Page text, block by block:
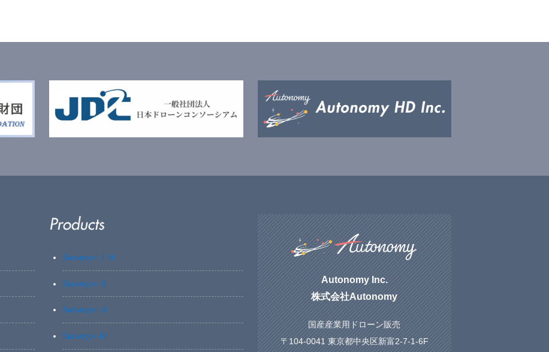
Surveyor-ⅠN
Surveyor-Ⅱ
Surveyor-Ⅲ
Surveyor-Ⅳ
Autonomy Inc.
株式会社Autonomy
国産産業用ドローン販売
〒104-0041 東京都中央区新富2-7-1-6F